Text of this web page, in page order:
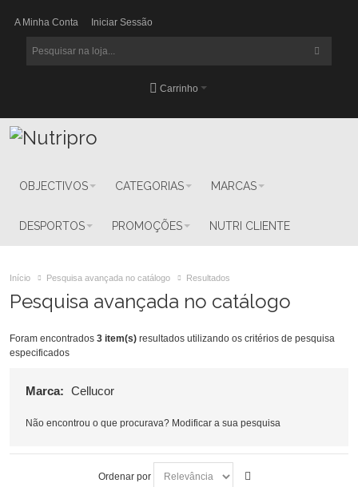
A Minha Conta Iniciar Sessão
Carrinho
OBJECTIVOS CATEGORIAS MARCAS
DESPORTOS PROMOÇÕES NUTRI CLIENTE
Início Pesquisa avançada no catálogo Resultados
Pesquisa avançada no catálogo
Foram encontrados 3 item(s) resultados utilizando os critérios de pesquisa
especificados
Marca: Cellucor
Não encontrou o que procurava? Modificar a sua pesquisa
Ordenar por